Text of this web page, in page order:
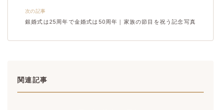
次の記事
銀婚式は25周年で金婚式は50周年｜家族の節目を祝う記念写真
関連記事